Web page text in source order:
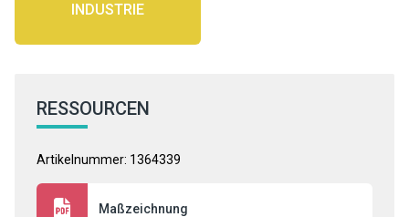
INDUSTRIE
RESSOURCEN
Artikelnummer: 1364339
Maßzeichnung